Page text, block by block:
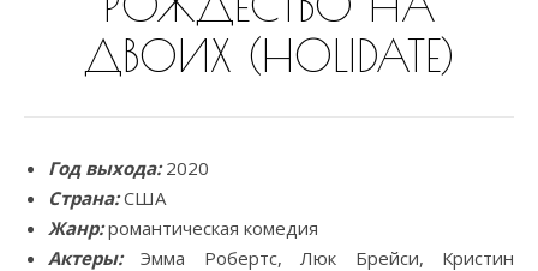
ДВОИХ (HOLIDATE)
Год выхода:2020
Страна:США
Жанр:романтическая комедия
Актеры:Эмма Робертс, Люк Брейси, Кристин